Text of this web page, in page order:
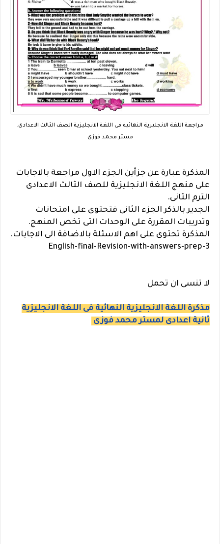
مراجعة اللغة الانجليزية النهائية فى اللغة الانجليزية الصف الثالث الاعدادى,
مستر محمد فوزى
المذكرة عبارة عن جزأين الجزء الاول مراجعة بالاجابات
على منهج اللغة الانجليزية للصف الثالث الاعدادى
الترم الثانى.
الجدير بالذكر الجزء الثانى فتحتوى على امتحانات
وتدريبات المقررة على الوحدات التى تخص المنهج.
المذكرة تحتوى على اهم الاسئلة بالاضافة الى الاجابات.
English-final-Revision-with-answers-prep-3
لا تنسى ان تحمل
مذكرة اللغة الانجليزية النهائية فى اللغة الانجليزية
ثانية اعدادى لمستر محمد فوزى